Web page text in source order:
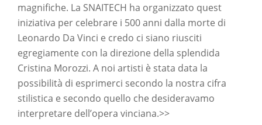
magnifiche. La SNAITECH ha organizzato quest
iniziativa per celebrare i 500 anni dalla morte di
Leonardo Da Vinci e credo ci siano riusciti
egregiamente con la direzione della splendida
Cristina Morozzi. A noi artisti è stata data la
possibilità di esprimerci secondo la nostra cifra
stilistica e secondo quello che desideravamo
interpretare dell’opera vinciana.>>